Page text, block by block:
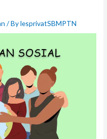
/ BylesprivatSBMPTN